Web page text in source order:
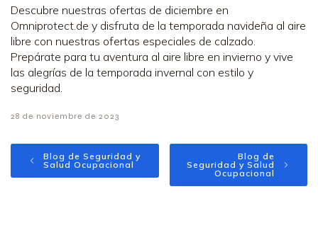
Descubre nuestras ofertas de diciembre en
Omniprotect.de y disfruta de la temporada navideña al aire
libre con nuestras ofertas especiales de calzado.
Prepárate para tu aventura al aire libre en invierno y vive
las alegrías de la temporada invernal con estilo y
seguridad.
28 de noviembre de 2023
Blog de Seguridad y
Salud Ocupacional
Blog de
Seguridad y Salud
Ocupacional